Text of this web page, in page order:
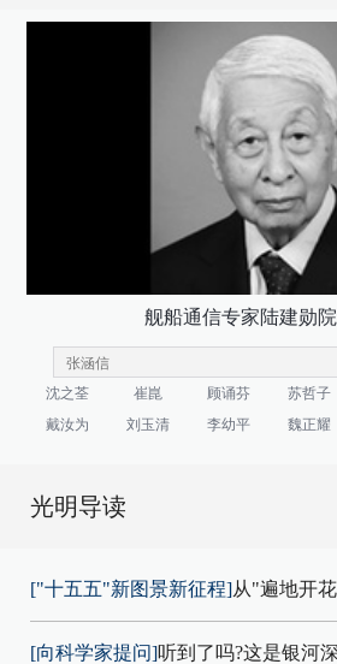
舰船通信专家陆建勋
沈之荃 崔崑 顾诵芬 苏哲子
戴汝为
刘玉清 李幼平 魏正耀
光明导读
["十五五"新图景新征程]从"遍地开
[向科学家提问]听到了吗?这是银河